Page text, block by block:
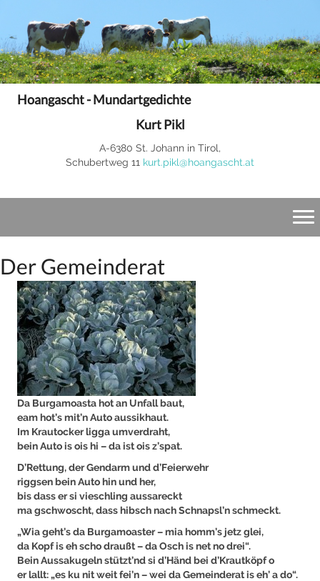
Hoangascht - Mundartgedichte
Kurt Pikl
A-6380 St. Johann in Tirol,
Schubertweg 11 kurt.pikl@hoangascht.at
Der Gemeinderat
Da Burgamoasta hot an Unfall baut,
eam hot’s mit’n Auto aussikhaut.
Im Krautocker ligga umverdraht,
bein Auto is ois hi – da ist ois z’spat.
D’Rettung, der Gendarm und d’Feierwehr
riggsen bein Auto hin und her,
bis dass er si vieschling aussareckt
ma gschwoscht, dass hibsch nach Schnapsl’n schmeckt.
„Wia geht’s da Burgamoaster – mia homm’s jetz glei,
da Kopf is eh scho draußt – da Osch is net no drei“.
Bein Aussakugeln stützt’nd si d’Händ bei d’Krautköpf o
er lallt: „es ku nit weit fei’n – wei da Gemeinderat is eh’ a do“.